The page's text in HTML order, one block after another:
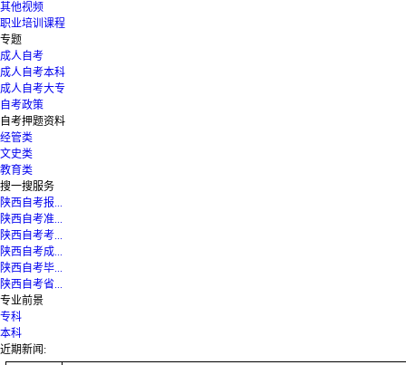
其他视频
职业培训课程
专题
成人自考
成人自考本科
成人自考大专
自考政策
自考押题资料
经管类
文史类
教育类
搜一搜服务
陕西自考报...
陕西自考准...
陕西自考考...
陕西自考成...
陕西自考毕...
陕西自考省...
专业前景
专科
本科
近期新闻: